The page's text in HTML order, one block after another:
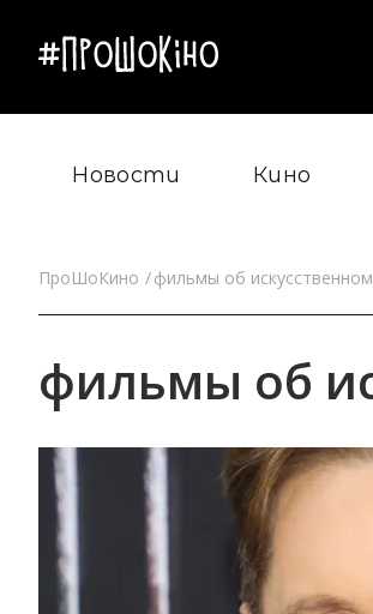
Новости Кино
ПроШоКино фильмы об
фильмы об